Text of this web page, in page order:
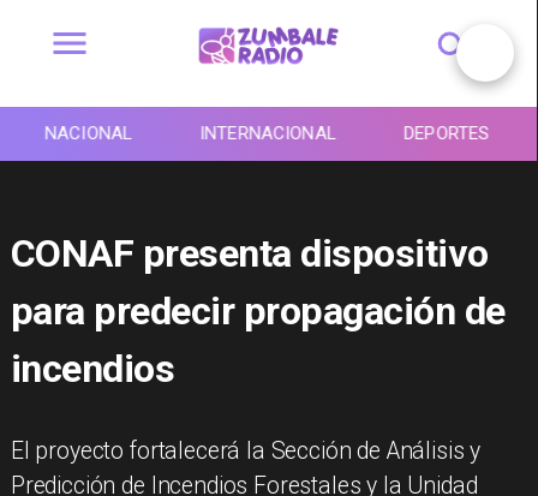
NACIONAL INTERNACIONAL DEPORTES
CONAF presenta dispositivo
para predecir propagación de
incendios
El proyecto fortalecerá la Sección de Análisis y
Predicción de Incendios Forestales y la Unidad